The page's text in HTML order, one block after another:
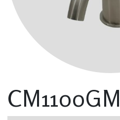
CM1100GM